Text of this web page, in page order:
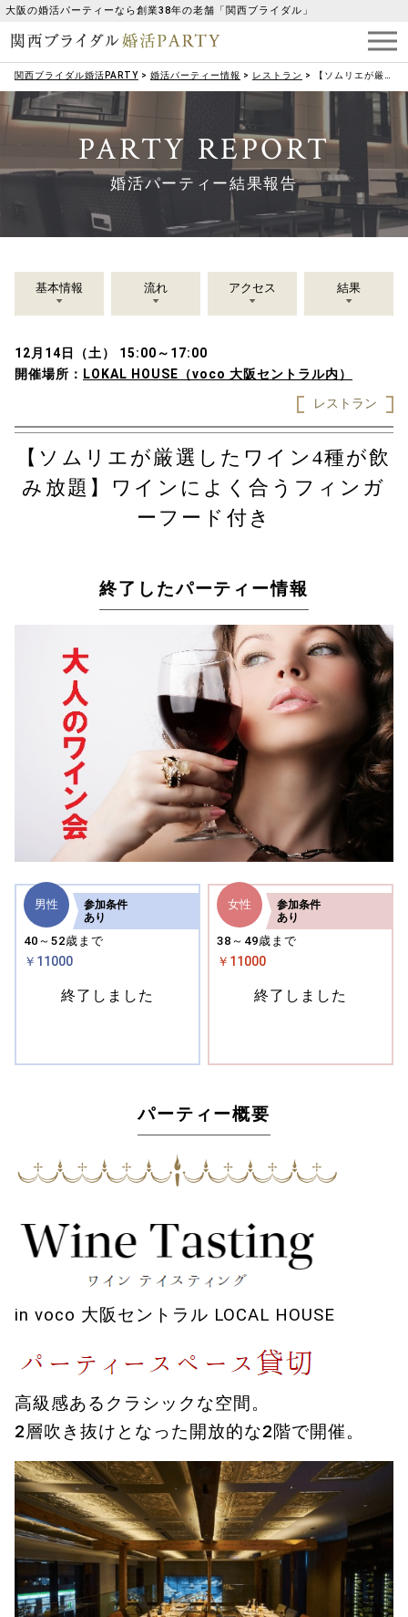
大阪の婚活パーティーなら創業38年の老舗「関西ブライダル」
関西ブライダル婚活PARTY > 婚活パーティー情報 > レストラン > 【ソムリエが厳選したワイン4種が飲み放題】ワインによく合うフィンガーフード付き
PARTY REPORT
婚活パーティー結果報告
基本情報 流れ アクセス 結果
12月14日（土） 15:00～17:00
開催場所： LOKAL HOUSE（voco 大阪セントラル内）
レストラン
【ソムリエが厳選したワイン4種が飲
み放題】ワインによく合うフィンガ
ーフード付き
終了したパーティー情報
男性
40～52歳まで
￥11000
参加条件
あり
終了しました
女性
38～49歳まで
￥11000
参加条件
あり
終了しました
パーティー概要
in voco 大阪セントラル LOCAL HOUSE
高級感あるクラシックな空間。
2層吹き抜けとなった開放的な2階で開催。